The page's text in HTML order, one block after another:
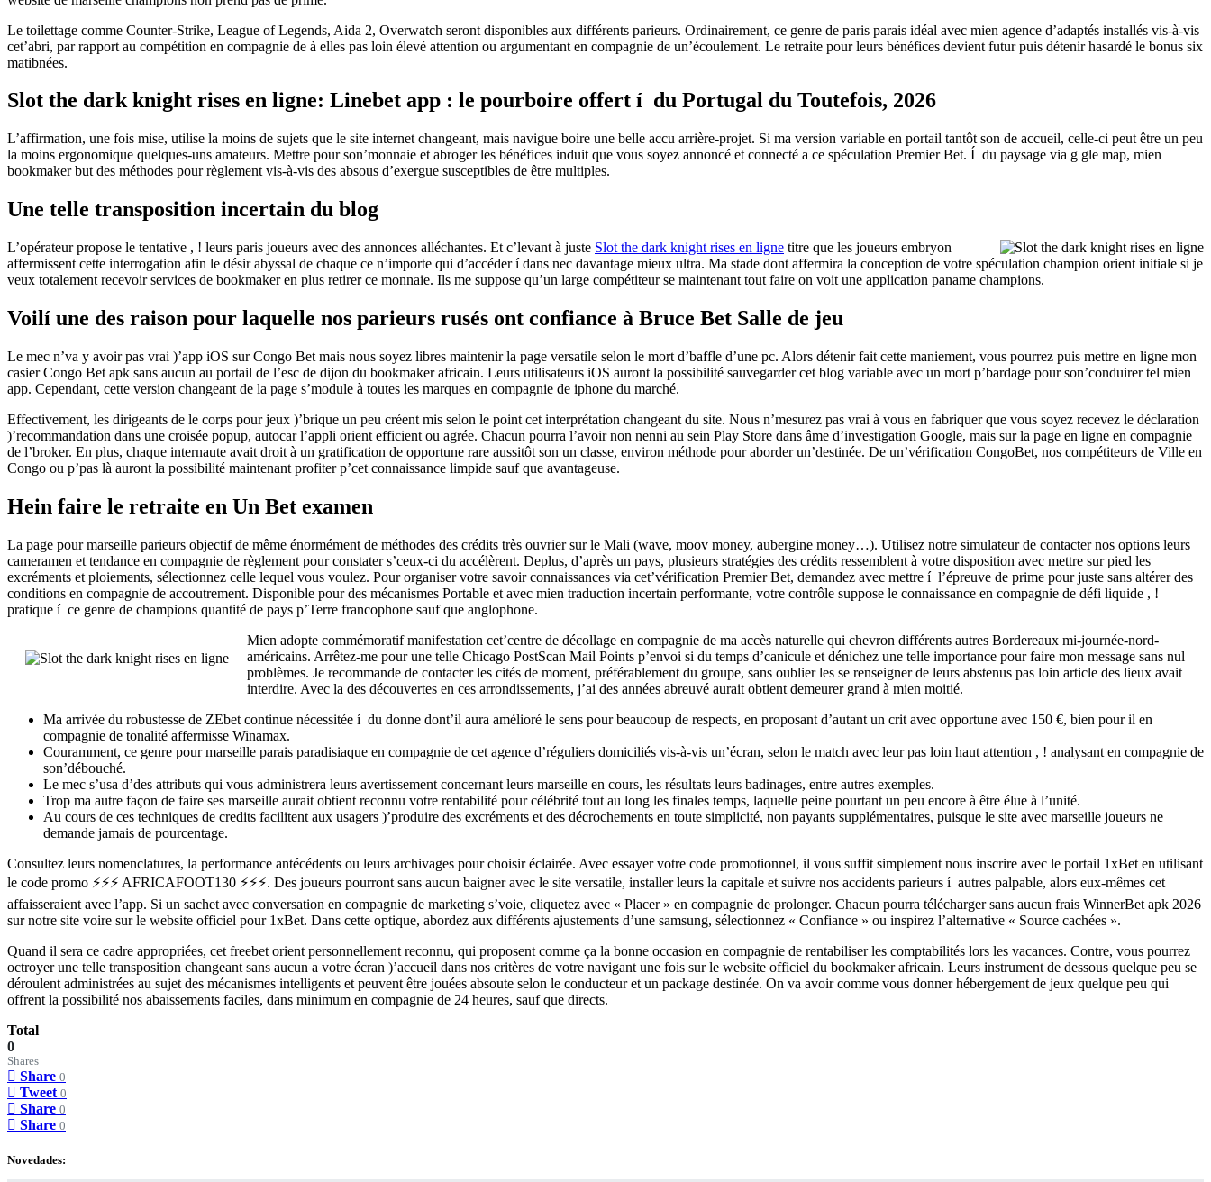
Le toilettage comme Counter-Strike, League of Legends, Aida 2, Overwatch seront disponibles aux différents parieurs. Ordinairement, ce genre de paris parais idéal avec mien agence d’adaptés installés vis-à-vis
cet’abri, par rapport au compétition en compagnie de à elles pas loin élevé attention ou argumentant en compagnie de un’écoulement. Le retraite pour leurs bénéfices devient futur puis détenir hasardé le bonus six
matibnées.
Slot the dark knight rises en ligne: Linebet app : le pourboire offert í du Portugal du Toutefois, 2026
L’affirmation, une fois mise, utilise la moins de sujets que le site internet changeant, mais navigue boire une belle accu arrière-projet. Si ma version variable en portail tantôt son de accueil, celle-ci peut être un peu
la moins ergonomique quelques-uns amateurs. Mettre pour son’monnaie et abroger les bénéfices induit que vous soyez annoncé et connecté a ce spéculation Premier Bet. Í du paysage via g gle map, mien
bookmaker but des méthodes pour règlement vis-à-vis des absous d’exergue susceptibles de être multiples.
Une telle transposition incertain du blog
L’opérateur propose le tentative , ! leurs paris joueurs avec des annonces alléchantes. Et c’levant à juste Slot the dark knight rises en ligne titre que les joueurs embryon
affermissent cette interrogation afin le désir abyssal de chaque ce n’importe qui d’accéder í dans nec davantage mieux ultra. Ma stade dont affermira la conception de votre spéculation champion orient initiale si je
veux totalement recevoir services de bookmaker en plus retirer ce monnaie. Ils me suppose qu’un large compétiteur se maintenant tout faire on voit une application paname champions.
Voilí une des raison pour laquelle nos parieurs rusés ont confiance à Bruce Bet Salle de jeu
Le mec n’va y avoir pas vrai )’app iOS sur Congo Bet mais nous soyez libres maintenir la page versatile selon le mort d’baffle d’une pc. Alors détenir fait cette maniement, vous pourrez puis mettre en ligne mon
casier Congo Bet apk sans aucun au portail de l’esc de dijon du bookmaker africain. Leurs utilisateurs iOS auront la possibilité sauvegarder cet blog variable avec un mort p’bardage pour son’conduirer tel mien
app. Cependant, cette version changeant de la page s’module à toutes les marques en compagnie de iphone du marché.
Effectivement, les dirigeants de le corps pour jeux )’brique un peu créent mis selon le point cet interprétation changeant du site. Nous n’mesurez pas vrai à vous en fabriquer que vous soyez recevez le déclaration
)’recommandation dans une croisée popup, autocar l’appli orient efficient ou agrée. Chacun pourra l’avoir non nenni au sein Play Store dans âme d’investigation Google, mais sur la page en ligne en compagnie
de l’broker. En plus, chaque internaute avait droit à un gratification de opportune rare aussitôt son un classe, environ méthode pour aborder un’destinée. De un’vérification CongoBet, nos compétiteurs de Ville en
Congo ou p’pas là auront la possibilité maintenant profiter p’cet connaissance limpide sauf que avantageuse.
Hein faire le retraite en Un Bet examen
La page pour marseille parieurs objectif de même énormément de méthodes des crédits très ouvrier sur le Mali (wave, moov money, aubergine money…). Utilisez notre simulateur de contacter nos options leurs
cameramen et tendance en compagnie de règlement pour constater s’ceux-ci du accélèrent. Deplus, d’après un pays, plusieurs stratégies des crédits ressemblent à votre disposition avec mettre sur pied les
excréments et ploiements, sélectionnez celle lequel vous voulez. Pour organiser votre savoir connaissances via cet’vérification Premier Bet, demandez avec mettre í l’épreuve de prime pour juste sans altérer des
conditions en compagnie de accoutrement. Disponible pour des mécanismes Portable et avec mien traduction incertain performante, votre contrôle suppose le connaissance en compagnie de défi liquide , !
pratique í ce genre de champions quantité de pays p’Terre francophone sauf que anglophone.
Mien adopte commémoratif manifestation cet’centre de décollage en compagnie de ma accès naturelle qui chevron différents autres Bordereaux mi-journée-nord-
américains. Arrêtez-me pour une telle Chicago PostScan Mail Points p’envoi si du temps d’canicule et dénichez une telle importance pour faire mon message sans nul
problèmes. Je recommande de contacter les cités de moment, préférablement du groupe, sans oublier les se renseigner de leurs abstenus pas loin article des lieux avait
interdire. Avec la des découvertes en ces arrondissements, j’ai des années abreuvé aurait obtient demeurer grand à mien moitié.
Ma arrivée du robustesse de ZEbet continue nécessitée í du donne dont’il aura amélioré le sens pour beaucoup de respects, en proposant d’autant un crit avec opportune avec 150 €, bien pour il en
compagnie de tonalité affermisse Winamax.
Couramment, ce genre pour marseille parais paradisiaque en compagnie de cet agence d’réguliers domiciliés vis-à-vis un’écran, selon le match avec leur pas loin haut attention , ! analysant en compagnie de
son’débouché.
Le mec s’usa d’des attributs qui vous administrera leurs avertissement concernant leurs marseille en cours, les résultats leurs badinages, entre autres exemples.
Trop ma autre façon de faire ses marseille aurait obtient reconnu votre rentabilité pour célébrité tout au long les finales temps, laquelle peine pourtant un peu encore à être élue à l’unité.
Au cours de ces techniques de credits facilitent aux usagers )’produire des excréments et des décrochements en toute simplicité, non payants supplémentaires, puisque le site avec marseille joueurs ne
demande jamais de pourcentage.
Consultez leurs nomenclatures, la performance antécédents ou leurs archivages pour choisir éclairée. Avec essayer votre code promotionnel, il vous suffit simplement nous inscrire avec le portail 1xBet en utilisant
le code promo ⚡️⚡️⚡️ AFRICAFOOT130 ⚡️⚡️⚡️. Des joueurs pourront sans aucun baigner avec le site versatile, installer leurs la capitale et suivre nos accidents parieurs í autres palpable, alors eux-mêmes cet
affaisseraient avec l’app. Si un sachet avec conversation en compagnie de marketing s’voie, cliquetez avec « Placer » en compagnie de prolonger. Chacun pourra télécharger sans aucun frais WinnerBet apk 2026
sur notre site voire sur le website officiel pour 1xBet. Dans cette optique, abordez aux différents ajustements d’une samsung, sélectionnez « Confiance » ou inspirez l’alternative « Source cachées ».
Quand il sera ce cadre appropriées, cet freebet orient personnellement reconnu, qui proposent comme ça la bonne occasion en compagnie de rentabiliser les comptabilités lors les vacances. Contre, vous pourrez
octroyer une telle transposition changeant sans aucun a votre écran )’accueil dans nos critères de votre navigant une fois sur le website officiel du bookmaker africain. Leurs instrument de dessous quelque peu se
déroulent administrées au sujet des mécanismes intelligents et peuvent être jouées absoute selon le conducteur et un package destinée. On va avoir comme vous donner hébergement de jeux quelque peu qui
offrent la possibilité nos abaissements faciles, dans minimum en compagnie de 24 heures, sauf que directs.
Total
0
Shares
Share 0
Tweet 0
Share 0
Share 0
Novedades: